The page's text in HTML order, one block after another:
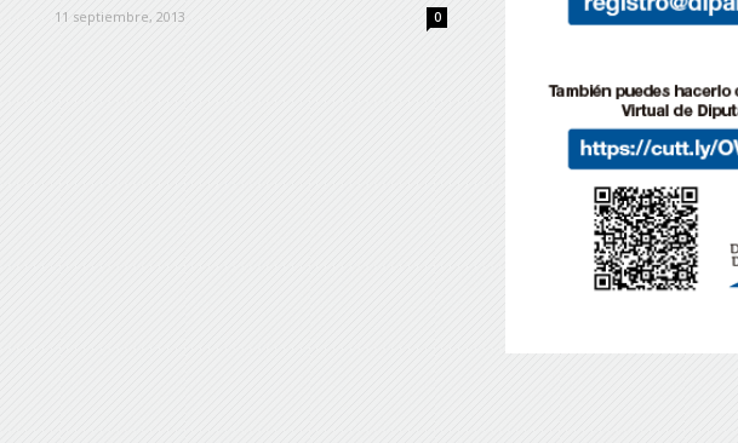
11 septiembre, 2013 0